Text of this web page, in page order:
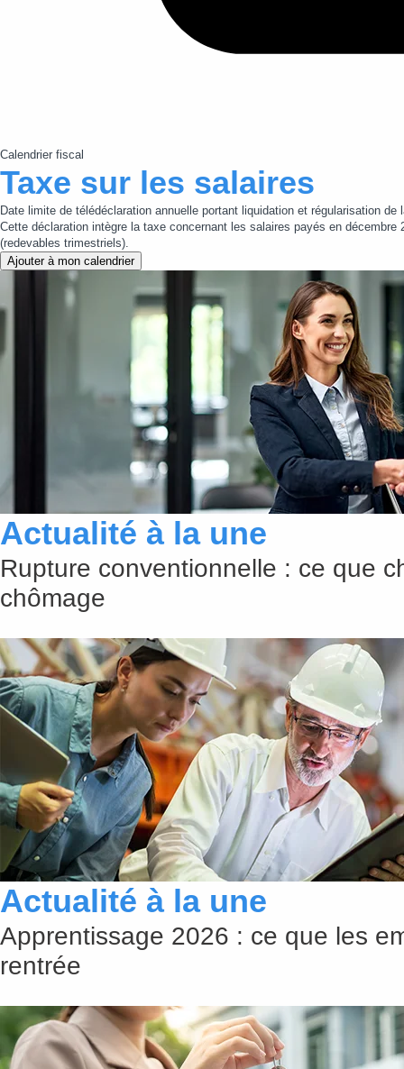
Calendrier fiscal
Taxe sur les salaires
Date limite de télédéclaration annuelle portant liquidation et régularisation
Cette déclaration intègre la taxe concernant les salaires payés en
(redevables trimestriels).
Ajouter à mon calendrier
Actualité à la une
Rupture conventionnelle : ce que
chômage
Actualité à la une
Apprentissage 2026 : ce que les
rentrée